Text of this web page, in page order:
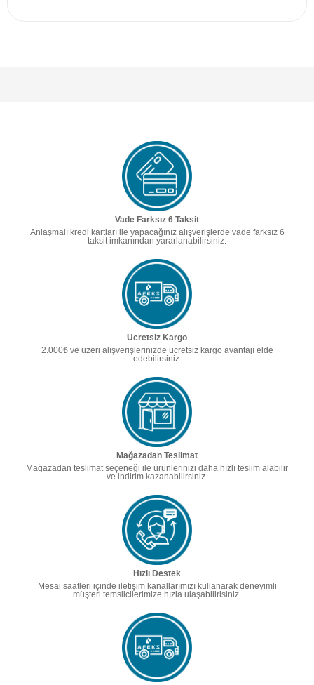
Vade Farksız 6 Taksit
Anlaşmalı kredi kartları ile yapacağınız alışverişlerde vade farksız 6
taksit imkanından yararlanabilirsiniz.
Ücretsiz Kargo
2.000₺ ve üzeri alışverişlerinizde ücretsiz kargo avantajı elde
edebilirsiniz.
Mağazadan Teslimat
Mağazadan teslimat seçeneği ile ürünlerinizi daha hızlı teslim alabilir
ve indirim kazanabilirsiniz.
Hızlı Destek
Mesai saatleri içinde iletişim kanallarımızı kullanarak deneyimli
müşteri temsilcilerimize hızla ulaşabilirisiniz.